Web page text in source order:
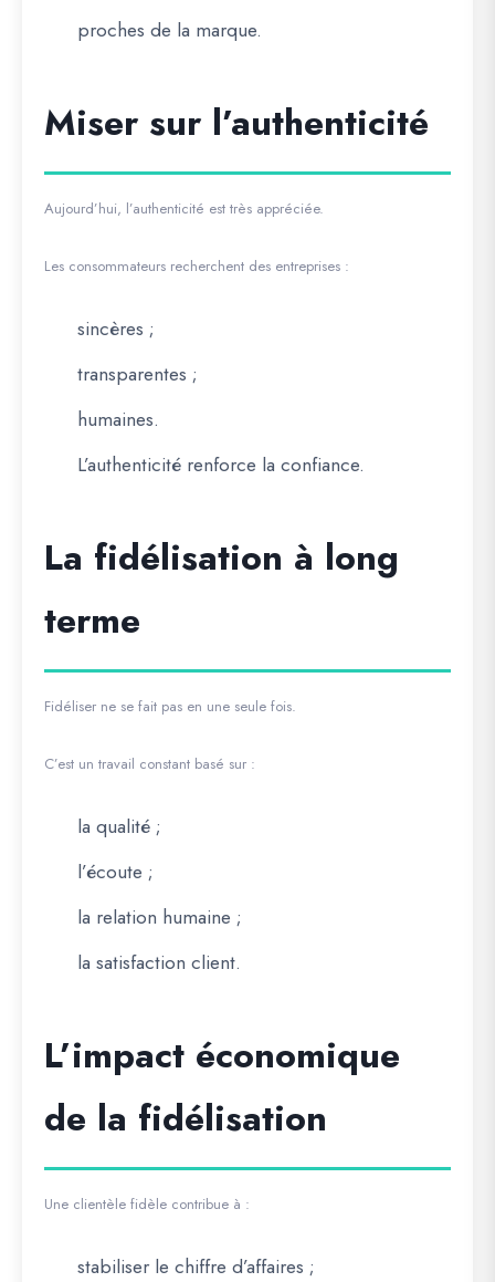
proches de la marque.
Miser sur l’authenticité
Aujourd’hui, l’authenticité est très appréciée.
Les consommateurs recherchent des entreprises :
sincères ;
transparentes ;
humaines.
L’authenticité renforce la confiance.
La fidélisation à long
terme
Fidéliser ne se fait pas en une seule fois.
C’est un travail constant basé sur :
la qualité ;
l’écoute ;
la relation humaine ;
la satisfaction client.
L’impact économique
de la fidélisation
Une clientèle fidèle contribue à :
stabiliser le chiffre d’affaires ;